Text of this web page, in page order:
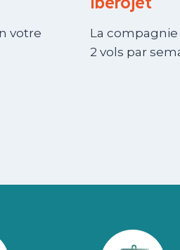
votre
La
2 vols par